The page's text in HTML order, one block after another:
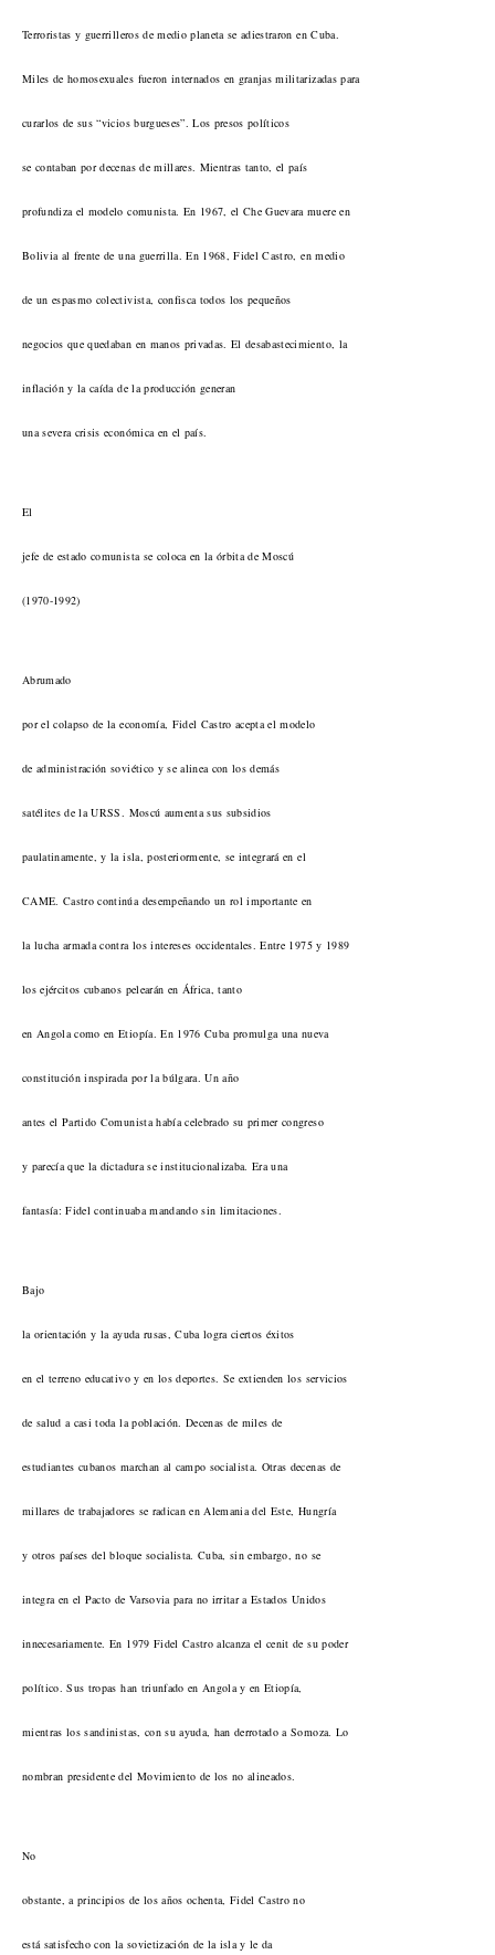
Terroristas y guerrilleros de medio planeta se adiestraron en Cuba.
Miles de homosexuales fueron internados en granjas militarizadas para
curarlos de sus “vicios burgueses”. Los presos políticos
se contaban por decenas de millares. Mientras tanto, el país
profundiza el modelo comunista. En 1967, el Che Guevara muere en
Bolivia al frente de una guerrilla. En 1968, Fidel Castro, en medio
de un espasmo colectivista, confisca todos los pequeños
negocios que quedaban en manos privadas. El desabastecimiento, la
inflación y la caída de la producción generan
una severa crisis económica en el país.
El
jefe de estado comunista se coloca en la órbita de Moscú
(1970-1992)
Abrumado
por el colapso de la economía, Fidel Castro acepta el modelo
de administración soviético y se alinea con los demás
satélites de la URSS. Moscú aumenta sus subsidios
paulatinamente, y la isla, posteriormente, se integrará en el
CAME. Castro continúa desempeñando un rol importante en
la lucha armada contra los intereses occidentales. Entre 1975 y 1989
los ejércitos cubanos pelearán en África, tanto
en Angola como en Etiopía. En 1976 Cuba promulga una nueva
constitución inspirada por la búlgara. Un año
antes el Partido Comunista había celebrado su primer congreso
y parecía que la dictadura se institucionalizaba. Era una
fantasía: Fidel continuaba mandando sin limitaciones.
Bajo
la orientación y la ayuda rusas, Cuba logra ciertos éxitos
en el terreno educativo y en los deportes. Se extienden los servicios
de salud a casi toda la población. Decenas de miles de
estudiantes cubanos marchan al campo socialista. Otras decenas de
millares de trabajadores se radican en Alemania del Este, Hungría
y otros países del bloque socialista. Cuba, sin embargo, no se
integra en el Pacto de Varsovia para no irritar a Estados Unidos
innecesariamente. En 1979 Fidel Castro alcanza el cenit de su poder
político. Sus tropas han triunfado en Angola y en Etiopía,
mientras los sandinistas, con su ayuda, han derrotado a Somoza. Lo
nombran presidente del Movimiento de los no alineados.
No
obstante, a principios de los años ochenta, Fidel Castro no
está satisfecho con la sovietización de la isla y le da